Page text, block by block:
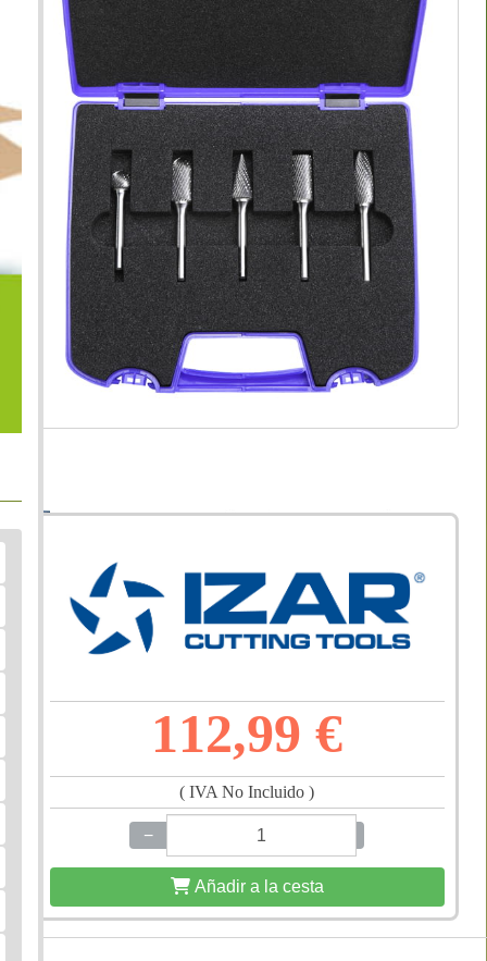
112,99 €
( IVA No Incluido )
−
Añadir a la cesta